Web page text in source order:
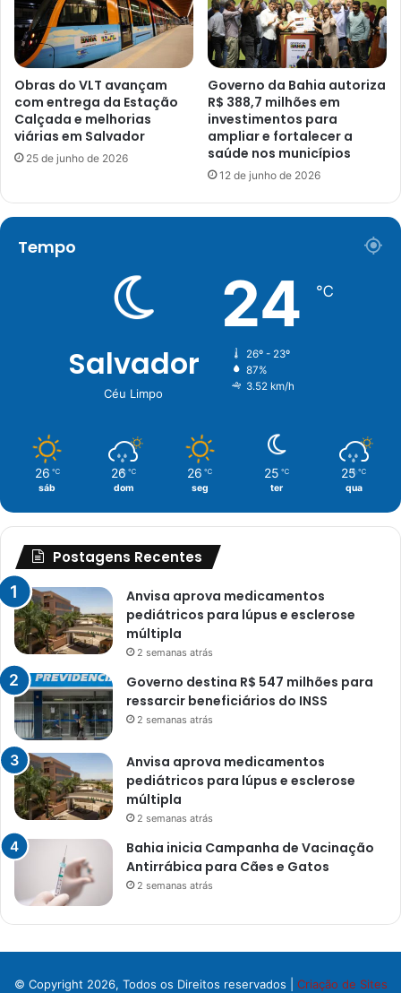
Obras do VLT avançam
com entrega da Estação
Calçada e melhorias
viárias em Salvador
25 de junho de 2026
Governo da Bahia autoriza
R$ 388,7 milhões em
investimentos para
ampliar e fortalecer a
saúde nos municípios
12 de junho de 2026
Tempo
Salvador
Céu Limpo
24 ℃
26º - 23º
87%
3.52 km/h
26 ℃
sáb
26 ℃
dom
26 ℃
seg
25 ℃
ter
25 ℃
qua
Postagens Recentes
Anvisa aprova medicamentos
pediátricos para lúpus e esclerose
múltipla
2 semanas atrás
Governo destina R$ 547 milhões para
ressarcir beneficiários do INSS
2 semanas atrás
Anvisa aprova medicamentos
pediátricos para lúpus e esclerose
múltipla
2 semanas atrás
Bahia inicia Campanha de Vacinação
Antirrábica para Cães e Gatos
2 semanas atrás
© Copyright 2026, Todos os Direitos reservados | Criação de Sites